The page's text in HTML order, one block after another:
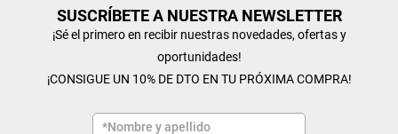
SUSCRÍBETE A NUESTRA NEWSLETTER
¡Sé el primero en recibir nuestras novedades, ofertas y
oportunidades!
¡CONSIGUE UN 10% DE DTO EN TU PRÓXIMA COMPRA!